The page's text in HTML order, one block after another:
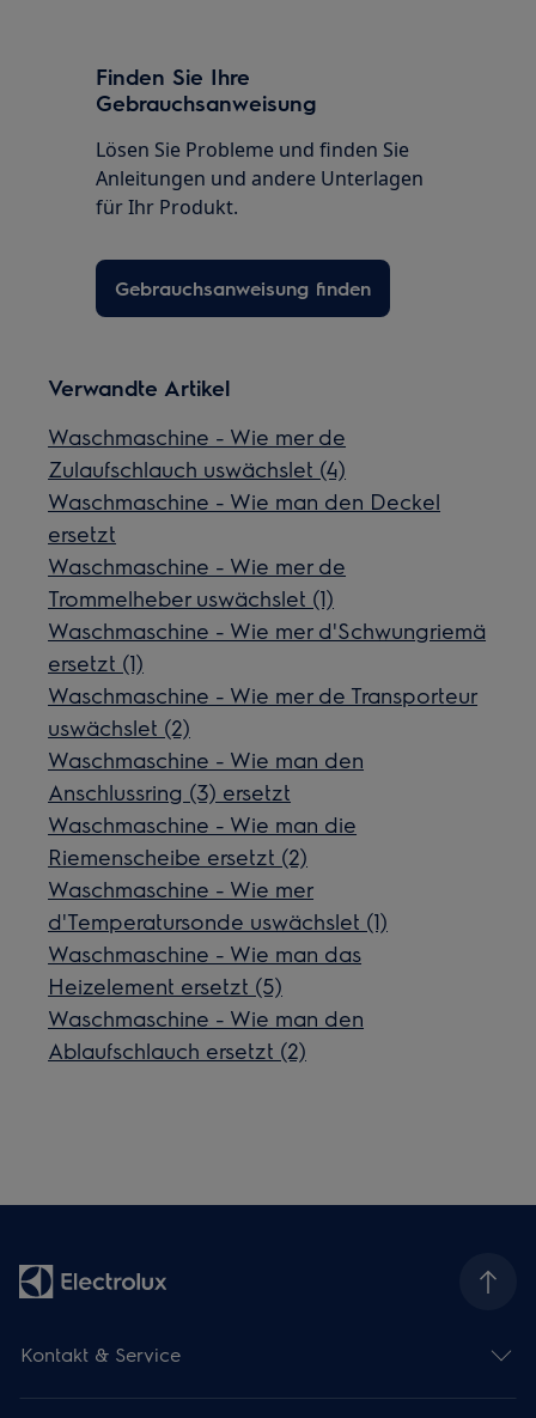
Finden Sie Ihre
Gebrauchsanweisung
Lösen Sie Probleme und finden Sie
Anleitungen und andere Unterlagen
für Ihr Produkt.
Gebrauchsanweisung finden
Verwandte Artikel
Waschmaschine - Wie mer de
Zulaufschlauch uswächslet (4)
Waschmaschine - Wie man den Deckel
ersetzt
Waschmaschine - Wie mer de
Trommelheber uswächslet (1)
Waschmaschine - Wie mer d'Schwungriemä
ersetzt (1)
Waschmaschine - Wie mer de Transporteur
uswächslet (2)
Waschmaschine - Wie man den
Anschlussring (3) ersetzt
Waschmaschine - Wie man die
Riemenscheibe ersetzt (2)
Waschmaschine - Wie mer
d'Temperatursonde uswächslet (1)
Waschmaschine - Wie man das
Heizelement ersetzt (5)
Waschmaschine - Wie man den
Ablaufschlauch ersetzt (2)
Kontakt & Service